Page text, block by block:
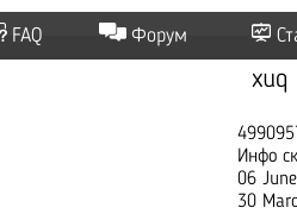
FAQ Форум
xuq
Инфо
06
30